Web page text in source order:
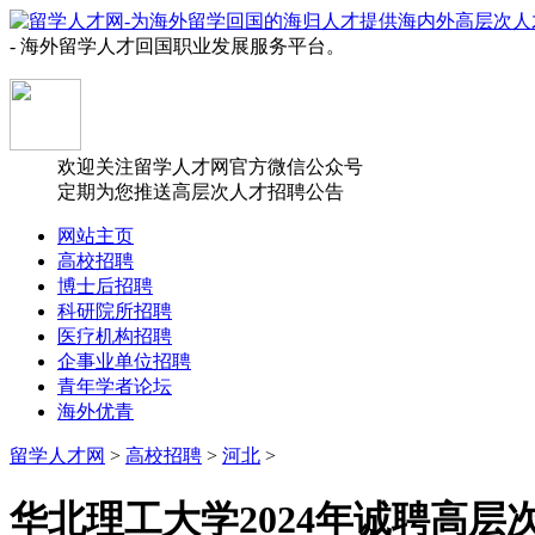
- 海外留学人才回国职业发展服务平台。
欢迎关注留学人才网官方微信公众号
定期为您推送高层次人才招聘公告
网站主页
高校招聘
博士后招聘
科研院所招聘
医疗机构招聘
企事业单位招聘
青年学者论坛
海外优青
留学人才网 > 高校招聘 > 河北 >
华北理工大学2024年诚聘高层